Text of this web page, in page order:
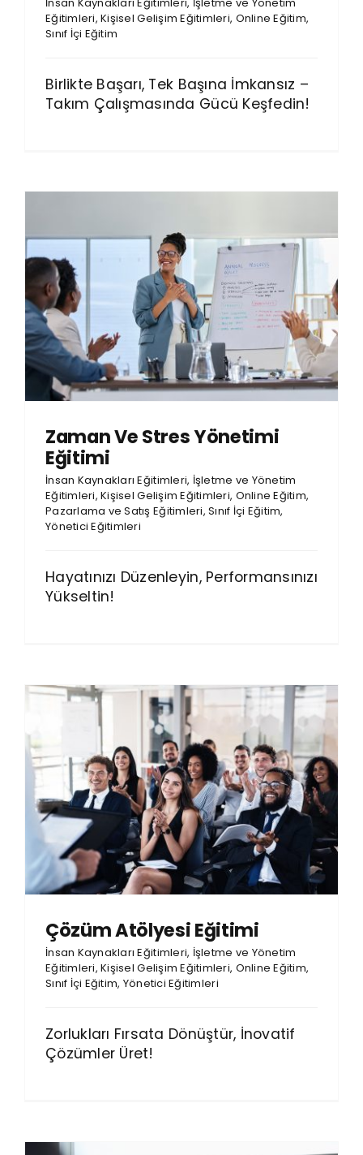
Eğitimleri,Kişisel Gelişim Eğitimleri, Online Eğitim,
Sınıf İçi Eğitim
Birlikte Başarı, Tek Başına İmkansız –
Takım Çalışmasında Gücü Keşfedin!
Zaman Ve Stres Yönetimi
Eğitimi
İnsan Kaynakları Eğitimleri, İşletme ve Yönetim
Eğitimleri,Kişisel Gelişim Eğitimleri, Online Eğitim,
Pazarlama ve Satış Eğitimleri,Sınıf İçi Eğitim,
Yönetici Eğitimleri
Hayatınızı Düzenleyin, Performansınızı
Yükseltin!
Çözüm Atölyesi Eğitimi
İnsan Kaynakları Eğitimleri, İşletme ve Yönetim
Eğitimleri,Kişisel Gelişim Eğitimleri, Online Eğitim,
Sınıf İçi Eğitim, Yönetici Eğitimleri
Zorlukları Fırsata Dönüştür, İnovatif
Çözümler Üret!